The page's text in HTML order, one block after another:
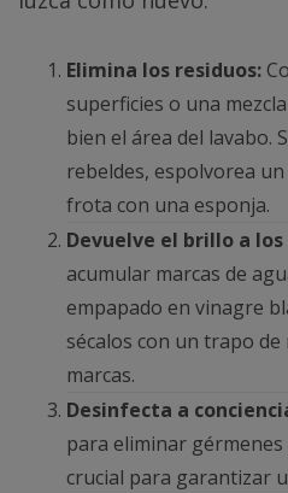
Elimina los residuos:
superficies o una
bien el área del lavabo.
rebeldes, espolvorea
frota con una esponja.
Devuelve el brillo a
acumular marcas de
empapado en vinagre
sécalos con un trapo
marcas.
Desinfecta a
para eliminar gérmenes
crucial para garantizar